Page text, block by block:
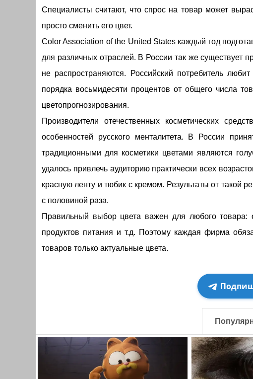
Специалисты считают, что спрос на товар может
просто сменить его цвет.
Color Association of the United States каждый год
для различных отраслей. В России так же существует
не распространяются. Российский потребитель
порядка восьмидесяти процентов от общего числа
цветопрогнозирования.
Производители отечественных косметических
особенностей русского менталитета. В России
традиционными для косметики цветами являются
удалось привлечь аудиторию практически всех
красную ленту и тюбик с кремом. Результаты от такой
с половиной раза.
Правильный выбор цвета важен для любого товара:
продуктов питания и т.д. Поэтому каждая фирма
товаров только актуальные цвета.